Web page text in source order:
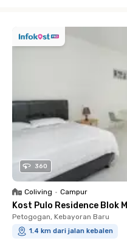
360
Coliving • Campur
Kost Pulo Residence Blok M
Petogogan, Kebayoran Baru
1.4 km dari jalan kebalen